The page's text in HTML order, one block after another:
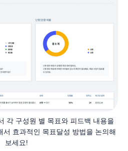
각 구성원 별 목표와 피드백 내용을
서 효과적인 목표달성 방법을 논의해
보세요!